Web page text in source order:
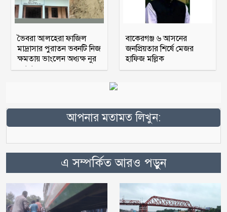
ভৈবরা আলহেরা ফাজিল
মাদ্রাসার পুরাতন ভবনটি নিজ
ক্ষমতায় ভাংলেন অধ্যক্ষ নুর
মোহাম্মদ
বাকেরগঞ্জ ৬ আসনের
জনপ্রিয়তার শির্ষে মেজর
হাফিজ মল্লিক
আপনার মতামত লিখুন:
এ সম্পর্কিত আরও পড়ুন